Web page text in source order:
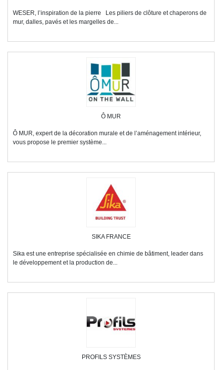
WESER, l’inspiration de la pierre Les piliers de clôture et chaperons de
mur, dalles, pavés et les margelles de...
Ô MUR
Ô MUR, expert de la décoration murale et de l’aménagement intérieur,
vous propose le premier système...
SIKA FRANCE
Sika est une entreprise spécialisée en chimie de bâtiment, leader dans
le développement et la production de...
PROFILS SYSTÈMES